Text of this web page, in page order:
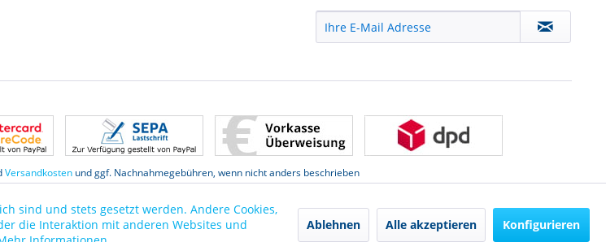
Versandkosten und ggf. Nachnahmegebühren, wenn nicht anders beschrieben
Datenschutz
sind und stets gesetzt werden. Andere Cookies,
die Interaktion mit anderen Websites und
Ablehnen Alle akzeptieren Konfigurieren